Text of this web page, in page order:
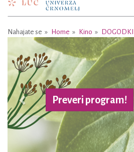
Nahajate se Home Kino DOGODKI
program!
Previous